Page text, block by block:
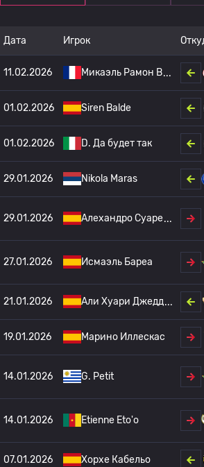
Дата Игрок
11.02.2026 Микаэль Рамон В
01.02.2026 Siren Balde
01.02.2026 D. Да будет так
29.01.2026 Nikola Maras
29.01.2026 Алехандро Суаре
27.01.2026 Исмаэль Бареа
21.01.2026 Али Хуари Джедд
19.01.2026 Марино Иллескас
14.01.2026 G. Petit
14.01.2026 Etienne Eto'o
07.01.2026 Хорхе Кабельо